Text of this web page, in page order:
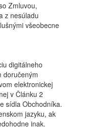
Zmluvou,
z nesúladu
všeobecne
digitálneho
doručeným
elektronickej
v Článku 2
sídla Obchodníka.
jazyku, ak
inak.